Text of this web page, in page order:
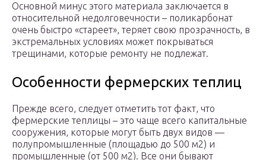
Основной минус этого материала заключается в
относительной недолговечности – поликарбонат
очень быстро «стареет», теряет свою прозрачность, в
экстремальных условиях может покрываться
трещинами, которые ремонту не подлежат.
Особенности фермерских теплиц
Прежде всего, следует отметить тот факт, что
фермерские теплицы – это чаще всего капитальные
сооружения, которые могут быть двух видов —
полупромышленные (площадью до 500 м2) и
промышленные (от 500 м2). Все они бывают